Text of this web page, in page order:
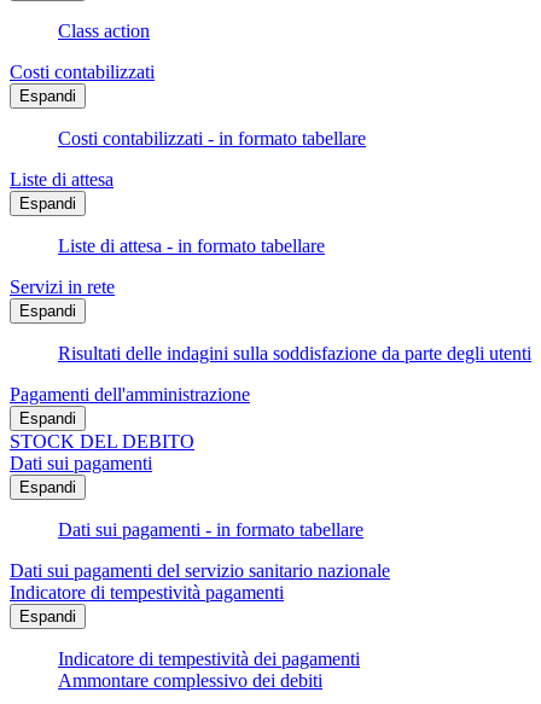
Class action
Costi contabilizzati
Espandi
Costi contabilizzati - in formato tabellare
Liste di attesa
Espandi
Liste di attesa - in formato tabellare
Servizi in rete
Espandi
Risultati delle indagini sulla soddisfazione da parte degli utenti
Pagamenti dell'amministrazione
Espandi
STOCK DEL DEBITO
Dati sui pagamenti
Espandi
Dati sui pagamenti - in formato tabellare
Dati sui pagamenti del servizio sanitario nazionale
Indicatore di tempestività pagamenti
Espandi
Indicatore di tempestività dei pagamenti
Ammontare complessivo dei debiti